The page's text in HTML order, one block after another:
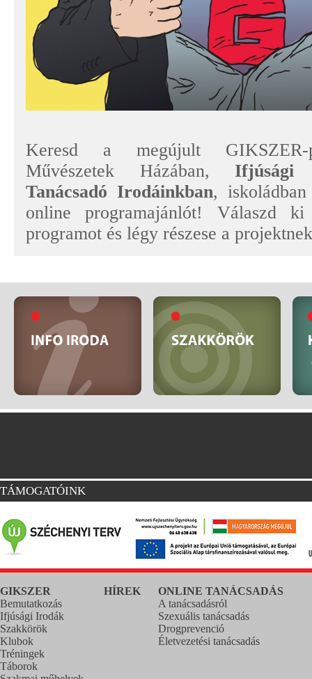
Keresd a megújult GIKSZER-
Művészetek Házában, Ifjúsági
Tanácsadó Irodáinkban,
online programajánlót! Válaszd
programot és légy részese a
TÁMOGATÓINK
GIKSZER
Bemutatkozás
Ifjúsági Irodák
Szakkörök
Klubok
Tréningek
Táborok
HÍREK
ONLINE TANÁCSADÁS
A tanácsadásról
Szexuális tanácsadás
Drogprevenció
Életvezetési tanácsadás